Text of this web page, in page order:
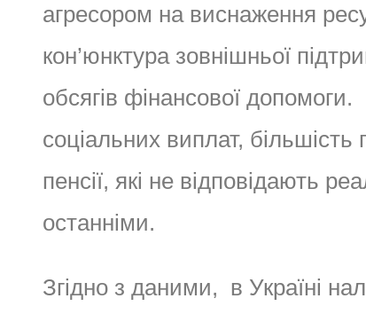
агресором на виснаження
кон’юнктура зовнішньої
обсягів фінансової
соціальних виплат,
пенсії, які не відповідають
останніми.
Згідно з даними, в Україні